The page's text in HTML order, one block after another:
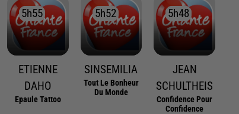
5h55
5h55
ETIENNE
DAHO
Epaule Tattoo
5h52
5h52
SINSEMILIA
Tout Le Bonheur
Du Monde
5h48
5h48
JEAN
SCHULTHEIS
Confidence Pour
Confidence